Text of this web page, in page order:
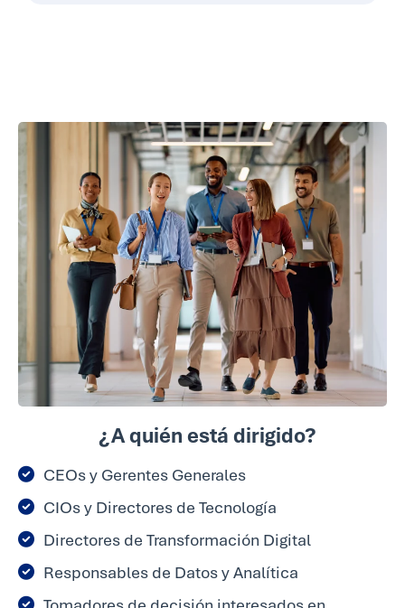
¿A quién está dirigido?
CEOs y Gerentes Generales
CIOs y Directores de Tecnología
Directores de Transformación Digital
Responsables de Datos y Analítica